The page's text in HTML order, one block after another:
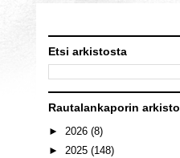
Etsi arkistosta
Rautalankaporin arkisto
► 2026 (8)
► 2025 (148)